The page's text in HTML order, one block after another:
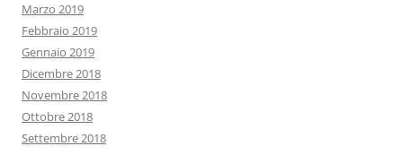
Marzo 2019
Febbraio 2019
Gennaio 2019
Dicembre 2018
Novembre 2018
Ottobre 2018
Settembre 2018